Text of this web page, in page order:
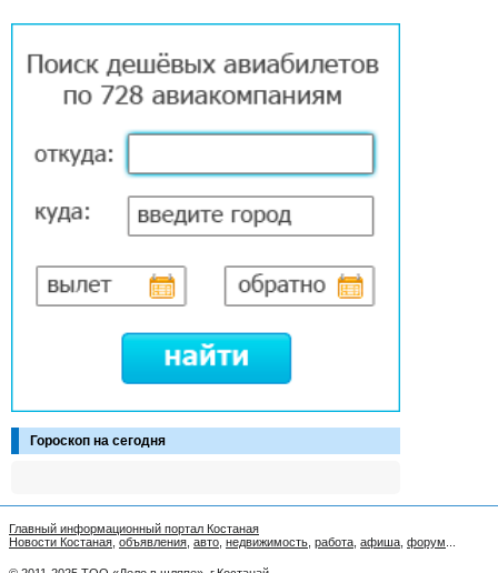
Гороскоп на сегодня
Главный информационный портал Костаная
Новости Костаная объявления авто недвижимость работа афиша форум